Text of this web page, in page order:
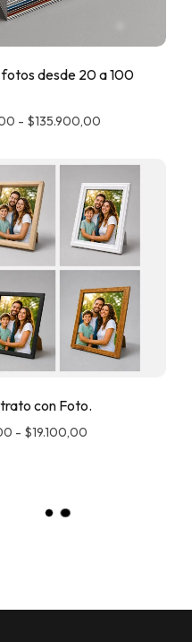
fotos desde 20 a 100
- $135.900,00
con Foto.
- $19.100,00
L